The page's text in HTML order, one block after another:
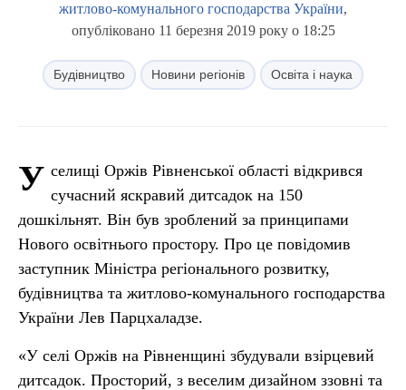
житлово-комунального господарства України,
опубліковано 11 березня 2019 року о 18:25
Будівництво Новини регіонів Освіта і наука
У селищі Оржів Рівненської області відкрився
сучасний яскравий дитсадок на 150
дошкільнят. Він був зроблений за принципами
Нового освітнього простору. Про це повідомив
заступник Міністра регіонального розвитку,
будівництва та житлово-комунального господарства
України Лев Парцхаладзе.
«У селі Оржів на Рівненщині збудували взірцевий
дитсадок. Просторий, з веселим дизайном ззовні та